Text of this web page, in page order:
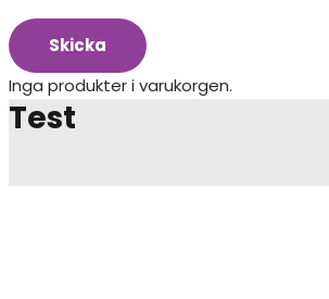
Skicka
Inga produkter i varukorgen.
Test